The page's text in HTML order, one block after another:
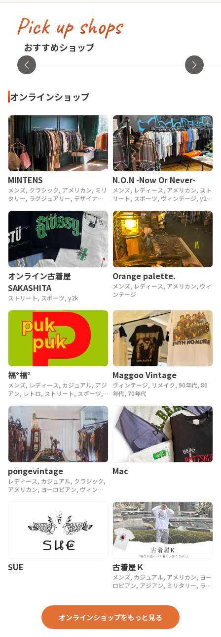
Pick up shops
おすすめショップ
古着屋no pain no gain(ノーペインノーゲ
東京都・渋谷区
オンラインショップ
MINTENS
メンズ, クラシック, アメリカン, ミリ
タリー, ラグジュアリー, デザイナー,
80年代, 70年代, 60年代, 50年代, 40
N.O.N -Now Or Never-
メンズ, レディース, アメリカン, スト
リート, スポーツ, ヴィンテージ, y2k,
オンライン古着屋
SAKASHITA
ストリート, スポーツ, y2k
Orange palette.
メンズ, レディース, アメリカン, ヴィ
ンテージ
福°福°
メンズ, レディース, カジュアル, アジ
アン, レトロ, ストリート, スポーツ,
Maggoo Vintage
ヴィンテージ, リメイク, 90年代, 80
年代, 70年代
pongevintage
レディース, カジュアル, クラシック,
アメリカン, ヨーロピアン, ヴィンテ
Mac
SUE 古着屋Ｋ
メンズ, カジュアル, アメリカン, ヨー
ロピアン, アジアン, ミリタリー, ラグ
オンラインショップをもっと見る